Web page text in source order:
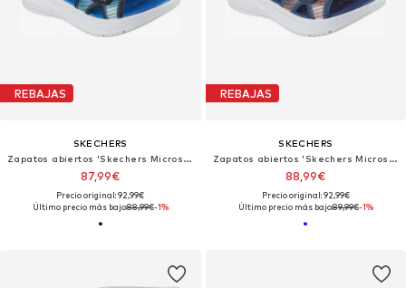
REBAJAS
SKECHERS
Zapatos abiertos 'Skechers Microspec-splash'
87,99€
Precio original: 92,99€
Último precio más bajo:88,99€-1%
REBAJAS
SKECHERS
Zapatos abiertos 'Skechers Microspec-splash'
88,99€
Precio original: 92,99€
Último precio más bajo:89,99€-1%